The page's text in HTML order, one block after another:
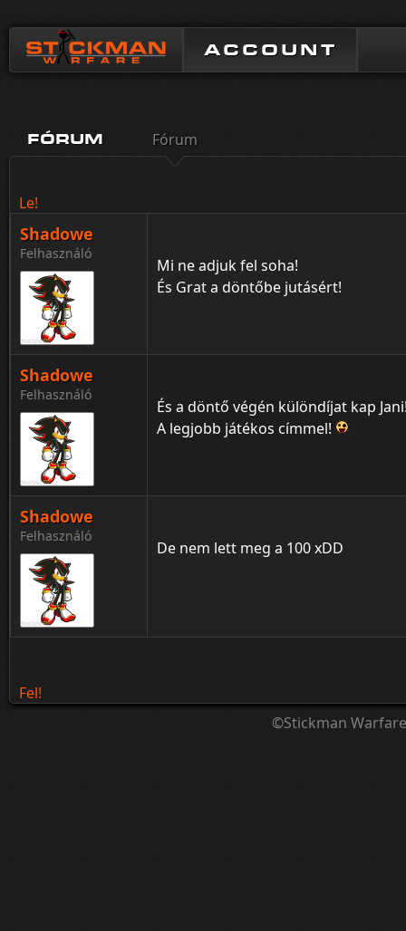
ACCOUNT
FÓRUM Fórum
Le!
Shadowe
Felhasználó
Mi ne adjuk fel soha!
És Grat a döntőbe jutásért!
Shadowe
Felhasználó
És a döntő végén különdíjat kap
A legjobb játékos címmel!
Shadowe
Felhasználó
De nem lett meg a 100 xDD
Fel!
©Stickman Warfare